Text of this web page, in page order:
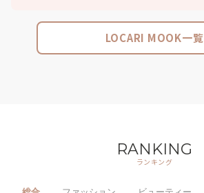
LOCARI MOOK一覧
RANKING
ランキング